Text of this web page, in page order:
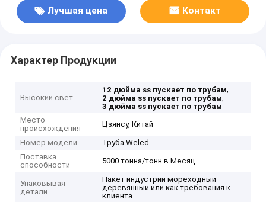
Лучшая цена Контакт
Характер Продукции
Высокий свет
12 дюйма ss пускает по трубам,
2 дюйма ss пускает по трубам,
3 дюйма ss пускает по трубам
Место
происхождения
Цзянсу, Китай
Номер модели
Труба Weled
Поставка
способности
5000 тонна/тонн в Месяц
Упаковывая
детали
Пакет индустрии мореходный
деревянный или как требования к
клиента